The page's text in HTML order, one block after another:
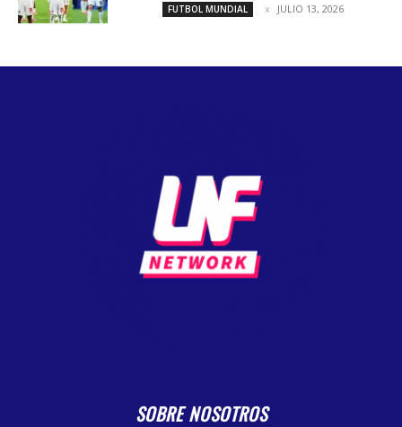
FUTBOL MUNDIAL JULIO 13, 2026
SOBRE NOSOTROS